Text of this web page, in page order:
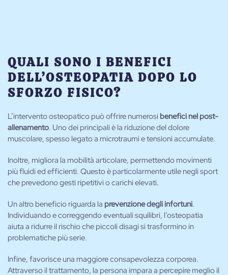
QUALI SONO I BENEFICI
DELL’OSTEOPATIA DOPO LO
SFORZO FISICO?
L’intervento osteopatico può offrire numerosi benefici nel post-
allenamento. Uno dei principali è la riduzione del dolore
muscolare, spesso legato a microtraumi e tensioni accumulate.
Inoltre, migliora la mobilità articolare, permettendo movimenti
più fluidi ed efficienti. Questo è particolarmente utile negli sport
che prevedono gesti ripetitivi o carichi elevati.
Un altro beneficio riguarda la prevenzione degli infortuni.
Individuando e correggendo eventuali squilibri, l’osteopatia
aiuta a ridurre il rischio che piccoli disagi si trasformino in
problematiche più serie.
Infine, favorisce una maggiore consapevolezza corporea.
Attraverso il trattamento, la persona impara a percepire meglio il